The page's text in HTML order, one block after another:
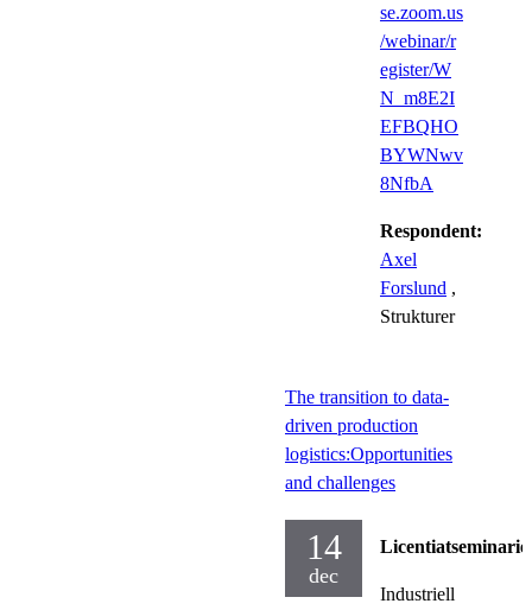
se.zoom.us
/webinar/r
egister/W
N_m8E2I
EFBQHO
BYWNwv
8NfbA
Respondent:
Axel
Forslund ,
Strukturer
The transition to data-
driven production
logistics:Opportunities
and challenges
14
dec
Industriell